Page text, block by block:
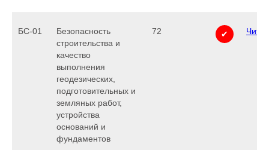
БС-01
Безопасность
строительства и
качество
выполнения
геодезических,
подготовительных и
земляных работ,
устройства
оснований и
фундаментов
72 ✔